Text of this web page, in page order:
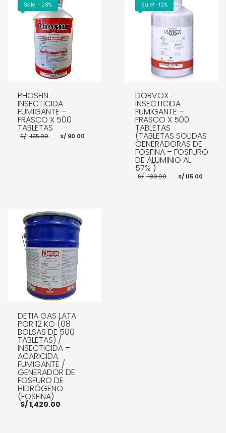
Sale! -28%
PHOSFIN –
INSECTICIDA
FUMIGANTE –
FRASCO X 500
TABLETAS
S/ 125.00 El
precio
S/ 90.00
Sale! -12%
DORVOX –
INSECTICIDA
FUMIGANTE –
FRASCO X 500
TABLETAS
(TABLETAS SOLIDAS
GENERADORAS DE
FOSFINA – FOSFURO
DE ALUMINIO AL
57% )
S/ 130.00 El
precio
S/115.00
DETIA GAS LATA
POR 12 KG (08
BOLSAS DE 500
TABLETAS) /
INSECTICIDA –
ACARICIDA
FUMIGANTE /
GENERADOR DE
FOSFURO DE
HIDRÓGENO
(FOSFINA)
S/1,420.00